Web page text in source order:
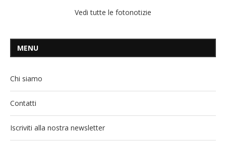
Vedi tutte le fotonotizie
MENU
Chi siamo
Contatti
Iscriviti alla nostra newsletter